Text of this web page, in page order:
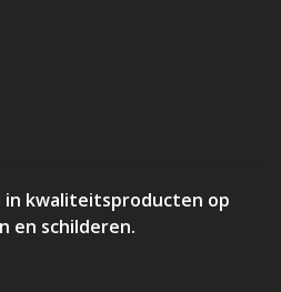
in kwaliteitsproducten op
en schilderen.